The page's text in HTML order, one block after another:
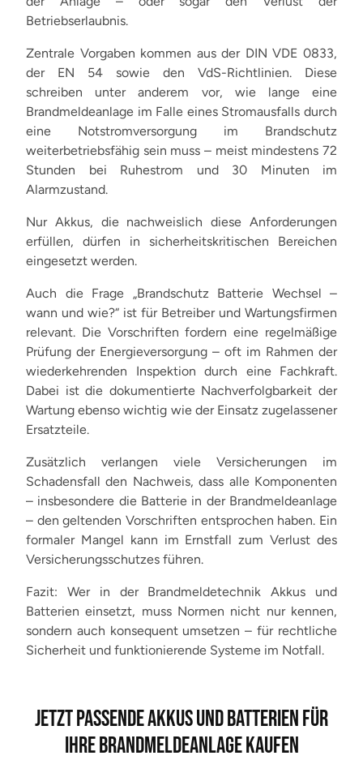
Betriebserlaubnis.
Zentrale Vorgaben kommen aus der DIN VDE 0833,
der EN 54 sowie den VdS-Richtlinien. Diese
schreiben unter anderem vor, wie lange eine
Brandmeldeanlage im Falle eines Stromausfalls durch
eine Notstromversorgung im Brandschutz
weiterbetriebsfähig sein muss – meist mindestens 72
Stunden bei Ruhestrom und 30 Minuten im
Alarmzustand.
Nur Akkus, die nachweislich diese Anforderungen
erfüllen, dürfen in sicherheitskritischen Bereichen
eingesetzt werden.
Auch die Frage „Brandschutz Batterie Wechsel –
wann und wie?“ ist für Betreiber und Wartungsfirmen
relevant. Die Vorschriften fordern eine regelmäßige
Prüfung der Energieversorgung – oft im Rahmen der
wiederkehrenden Inspektion durch eine Fachkraft.
Dabei ist die dokumentierte Nachverfolgbarkeit der
Wartung ebenso wichtig wie der Einsatz zugelassener
Ersatzteile.
Zusätzlich verlangen viele Versicherungen im
Schadensfall den Nachweis, dass alle Komponenten
– insbesondere die Batterie in der Brandmeldeanlage
– den geltenden Vorschriften entsprochen haben. Ein
formaler Mangel kann im Ernstfall zum Verlust des
Versicherungsschutzes führen.
Fazit: Wer in der Brandmeldetechnik Akkus und
Batterien einsetzt, muss Normen nicht nur kennen,
sondern auch konsequent umsetzen – für rechtliche
Sicherheit und funktionierende Systeme im Notfall.
JETZT PASSENDE AKKUS UND BATTERIEN FÜR
IHRE BRANDMELDEANLAGE KAUFEN